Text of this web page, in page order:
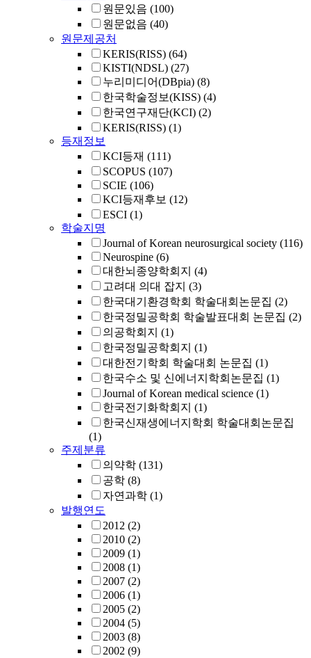
원문있음 (100)
원문없음 (40)
원문제공처
KERIS(RISS) (64)
KISTI(NDSL) (27)
누리미디어(DBpia) (8)
한국학술정보(KISS) (4)
한국연구재단(KCI) (2)
KERIS(RISS) (1)
등재정보
KCI등재 (111)
SCOPUS (107)
SCIE (106)
KCI등재후보 (12)
ESCI (1)
학술지명
Journal of Korean neurosurgical society (116)
Neurospine (6)
대한뇌종양학회지 (4)
고려대 의대 잡지 (3)
한국대기환경학회 학술대회논문집 (2)
한국정밀공학회 학술발표대회 논문집 (2)
의공학회지 (1)
한국정밀공학회지 (1)
대한전기학회 학술대회 논문집 (1)
한국수소 및 신에너지학회논문집 (1)
Journal of Korean medical science (1)
한국전기화학회지 (1)
한국신재생에너지학회 학술대회논문집
(1)
주제분류
의약학 (131)
공학 (8)
자연과학 (1)
발행연도
2012 (2)
2010 (2)
2009 (1)
2008 (1)
2007 (2)
2006 (1)
2005 (2)
2004 (5)
2003 (8)
2002 (9)